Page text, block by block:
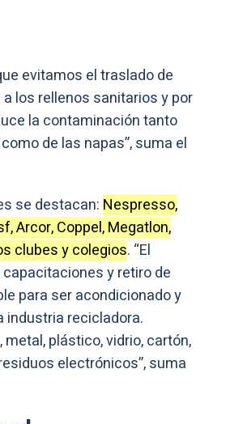
se destacan:Nespresso,
Arcor, Coppel, Megatlon,
clubes y colegios
para ser acondicionado y
industria recicladora.
plástico, vidrio, cartón,
electrónicos”, suma